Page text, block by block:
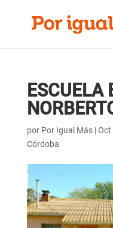
contenido
navegación
ESCUELA
por Por Igual Más|Oct
Córdoba